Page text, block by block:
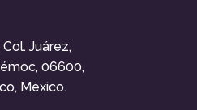
Juárez,
06600,
México.